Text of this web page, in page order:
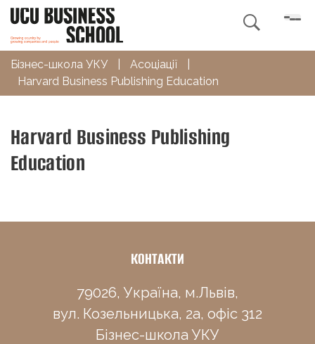

Бізнес-школа УКУ Асоціації
Harvard Business Publishing Education
Harvard Business Publishing
Education
КОНТАКТИ
79026, Україна, м.Львів,
вул. Козельницька, 2а, офіс 312
Бізнес-школа УКУ